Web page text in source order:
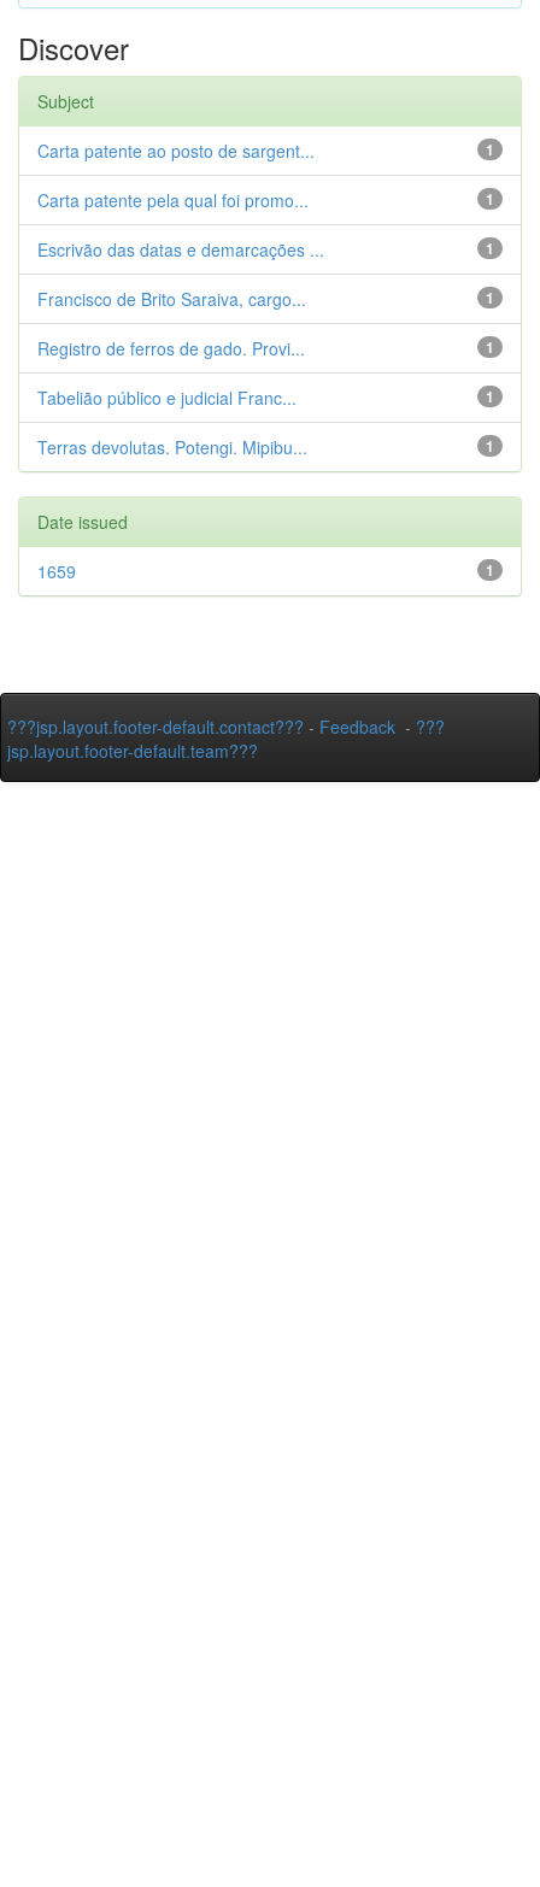
Discover
Subject
1
Carta patente ao posto de sargent...
1
Carta patente pela qual foi promo...
1
Escrivão das datas e demarcações ...
1
Francisco de Brito Saraiva, cargo...
1
Registro de ferros de gado. Provi...
1
Tabelião público e judicial Franc...
1
Terras devolutas. Potengi. Mipibu...
Date issued
1
1659
???jsp.layout.footer-default.contact??? - Feedback - ???
jsp.layout.footer-default.team???